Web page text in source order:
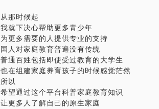
从那时候起
我就下决心帮助更多青少年
为更多需要的人提供专业的支持
国人对家庭教育普遍没有传统
普通百姓包括即使受过教育的大学生
也在组建家庭养育孩子的时候感觉茫然
所以
希望通过这个平台科普家庭教育知识
让更多人了解自己的原生家庭